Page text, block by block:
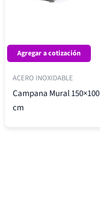
Agregar a cotización
ACERO INOXIDABLE
Campana Mural 150×100
cm